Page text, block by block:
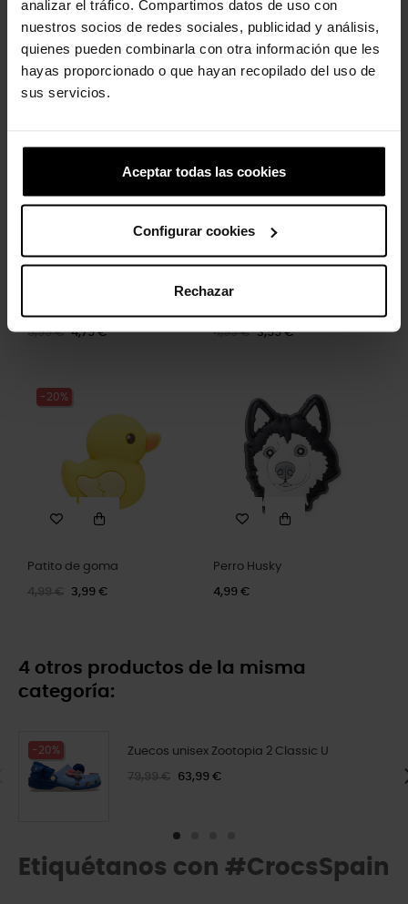
analizar el tráfico. Compartimos datos de uso con
nuestros socios de redes sociales, publicidad y análisis,
quienes pueden combinarla con otra información que les
hayas proporcionado o que hayan recopilado del uso de
sus servicios.
Aceptar todas las cookies
Configurar cookies
Rechazar
Los clientes que compraron este
producto también han comprado:
5,99 € 4,79 € 4,99 € 3,99 €
-20%
Patito de goma
4,99 € 3,99 €
Perro Husky
4,99 €
4 otros productos de la misma
categoría:
-20% Zuecos unisex Zootopia 2 Classic U
79,99 € 63,99 €
Etiquétanos con #CrocsSpain